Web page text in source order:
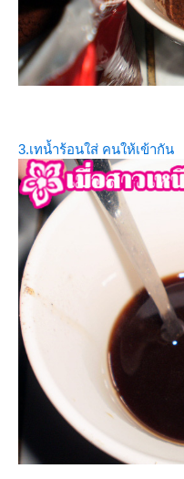
3.เทน้ำร้อนใส่ คนให้เข้ากัน